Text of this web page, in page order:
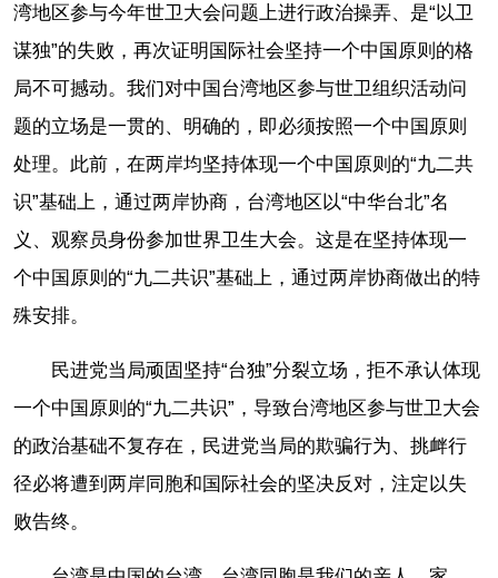
湾地区参与今年世卫大会问题上进行政治操弄、是“以卫
谋独”的失败，再次证明国际社会坚持一个中国原则的格
局不可撼动。我们对中国台湾地区参与世卫组织活动问
题的立场是一贯的、明确的，即必须按照一个中国原则
处理。此前，在两岸均坚持体现一个中国原则的“九二共
识”基础上，通过两岸协商，台湾地区以“中华台北”名
义、观察员身份参加世界卫生大会。这是在坚持体现一
个中国原则的“九二共识”基础上，通过两岸协商做出的特
殊安排。
民进党当局顽固坚持“台独”分裂立场，拒不承认体现
一个中国原则的“九二共识”，导致台湾地区参与世卫大会
的政治基础不复存在，民进党当局的欺骗行为、挑衅行
径必将遭到两岸同胞和国际社会的坚决反对，注定以失
败告终。